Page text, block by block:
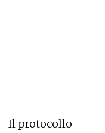
Il protocollo